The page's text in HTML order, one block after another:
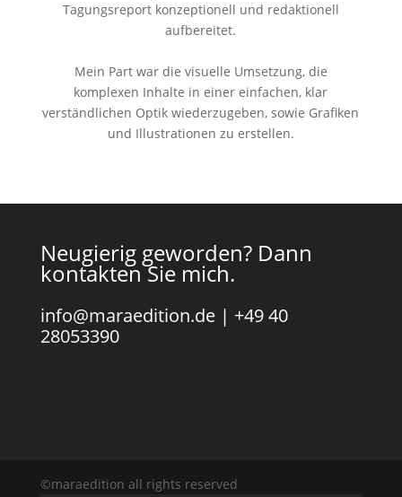
Tagungsreport konzeptionell und redaktionell
aufbereitet.
Mein Part war die visuelle Umsetzung, die
komplexen Inhalte in einer einfachen, klar
verständlichen Optik wiederzugeben, sowie Grafiken
und Illustrationen zu erstellen.
Neugierig geworden? Dann
kontakten Sie mich.
info@maraedition.de| +49 40
28053390
©maraedition all rights reserved